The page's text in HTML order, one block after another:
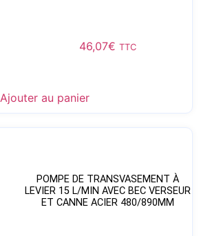
46,07€ TTC
Ajouter au panier
POMPE DE TRANSVASEMENT À
LEVIER 15 L/MIN AVEC BEC VERSEUR
ET CANNE ACIER 480/890MM